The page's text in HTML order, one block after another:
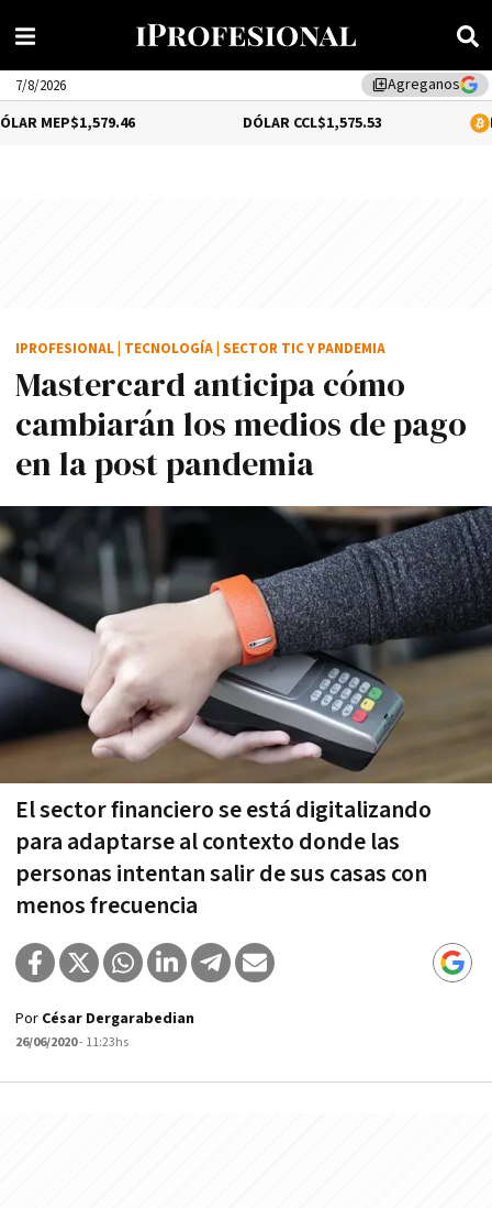
library_addAgreganos
7/8/2026
$1,575.53 BITCOIN
Mastercard anticipa cómo
cambiarán los medios de pago
en la post pandemia
El sector financiero se está digitalizando
para adaptarse al contexto donde las
personas intentan salir de sus casas con
menos frecuencia
IPROFESIONAL TECNOLOGÍA SECTOR TIC Y PANDEMIA
Por César Dergarabedian
26/06/2020- 11:23hs